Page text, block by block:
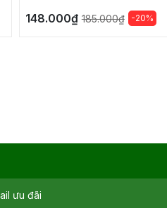
148.000₫ 185.000₫ -20%